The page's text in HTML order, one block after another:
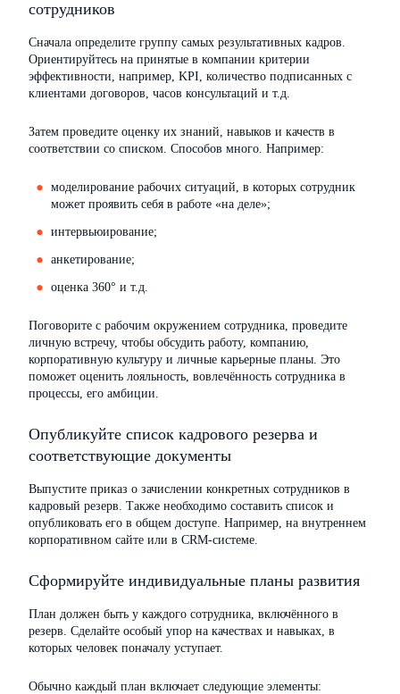
сотрудников
Сначала определите группу самых результативных кадров.
Ориентируйтесь на принятые в компании критерии
эффективности, например, KPI, количество подписанных с
клиентами договоров, часов консультаций и т.д.
Затем проведите оценку их знаний, навыков и качеств в
соответствии со списком. Способов много. Например:
моделирование рабочих ситуаций, в которых сотрудник
может проявить себя в работе «на деле»;
интервьюирование;
анкетирование;
оценка 360° и т.д.
Поговорите с рабочим окружением сотрудника, проведите
личную встречу, чтобы обсудить работу, компанию,
корпоративную культуру и личные карьерные планы. Это
поможет оценить лояльность, вовлечённость сотрудника в
процессы, его амбиции.
Опубликуйте список кадрового резерва и
соответствующие документы
Выпустите приказ о зачислении конкретных сотрудников в
кадровый резерв. Также необходимо составить список и
опубликовать его в общем доступе. Например, на внутреннем
корпоративном сайте или в CRM-системе.
Сформируйте индивидуальные планы развития
План должен быть у каждого сотрудника, включённого в
резерв. Сделайте особый упор на качествах и навыках, в
которых человек поначалу уступает.
Обычно каждый план включает следующие элементы: